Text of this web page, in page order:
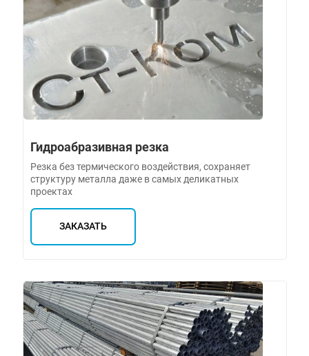
Гидроабразивная резка
Резка без термического воздействия, сохраняет
структуру металла даже в самых деликатных
проектах
ЗАКАЗАТЬ